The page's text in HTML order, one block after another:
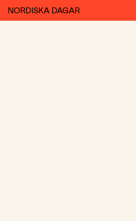
NORDISKA DAGAR